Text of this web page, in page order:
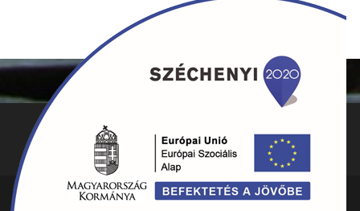
ADATKEZELÉS
KAPCSOLAT